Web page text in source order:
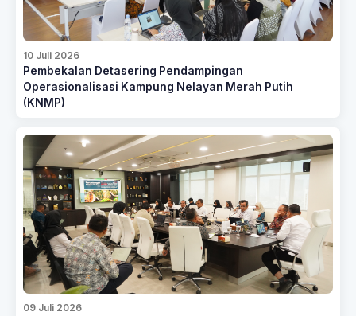
10 Juli 2026
Pembekalan Detasering Pendampingan
Operasionalisasi Kampung Nelayan Merah Putih
(KNMP)
09 Juli 2026